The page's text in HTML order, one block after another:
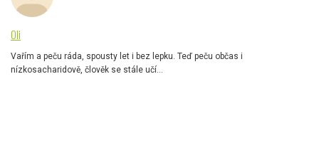
Oli
Vařím a peču ráda, spousty let i bez lepku. Teď peču občas i
nízkosacharidově, člověk se stále učí...